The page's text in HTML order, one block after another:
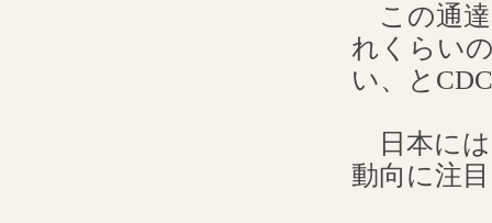
この通達
れくらい
い、と
日本には
動向に注